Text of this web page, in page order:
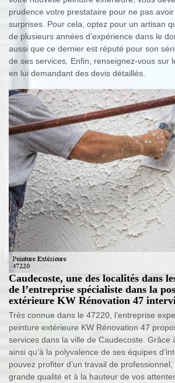
prudence votre prestataire pour ne pas
surprises. Pour cela, optez pour un artisan
de plusieurs années d’expérience dans le
aussi que ce dernier est réputé pour son
de ses services. Enfin, renseignez-vous sur
en lui demandant des devis détaillés.
Caudecoste, une des localités dans
de l’entreprise spécialiste dans la
extérieure KW Rénovation 47
Très connue dans le 47220, l’entreprise
peinture extérieure KW Rénovation 47
services dans la ville de Caudecoste. Grâce
ainsi qu’à la polyvalence de ses équipes
pouvez profiter d’un travail de professionnel,
grande qualité et à la hauteur de vos